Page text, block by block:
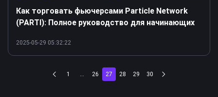
Как торговать фьючерсами Particle Network
(PARTI): Полное руководство для начинающих
2025-05-29 05:32:22
1 ... 26 27 28 29 30